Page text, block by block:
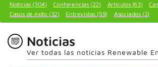
Noticias (304) Conferencias (22) Artículos (63)
Casos de éxito (32)
Entrevistas (59) Asociados (2)
Noticias
Ver todas las noticias Renewable